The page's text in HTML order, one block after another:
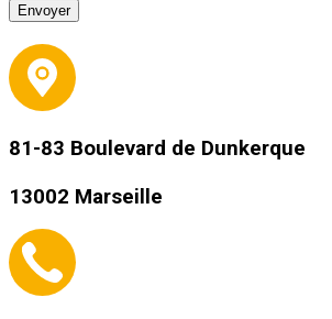
Envoyer
81-83 Boulevard de Dunkerque
13002 Marseille